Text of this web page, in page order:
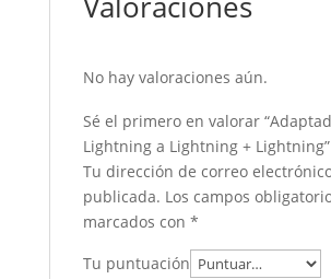
No hay valoraciones aún.
Sé el primero en valorar
Lightning a Lightning + Lightning”
Tu dirección de correo
publicada. Los campos
marcados con *
Tu puntuación